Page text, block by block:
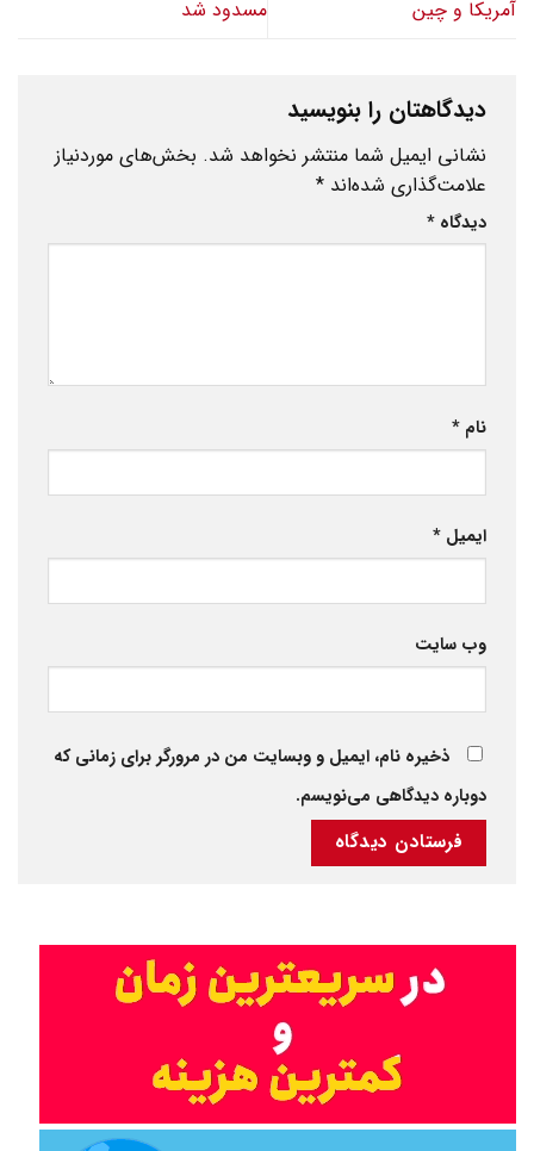
آمریکا و چین
مسدود شد
دیدگاهتان را بنویسید
نشانی ایمیل شما منتشر نخواهد شد. بخش‌های موردنیاز
علامت‌گذاری شده‌اند *
دیدگاه *
نام *
ایمیل *
وب‌ سایت
ذخیره نام، ایمیل و وبسایت من در مرورگر برای زمانی که
دوباره دیدگاهی می‌نویسم.